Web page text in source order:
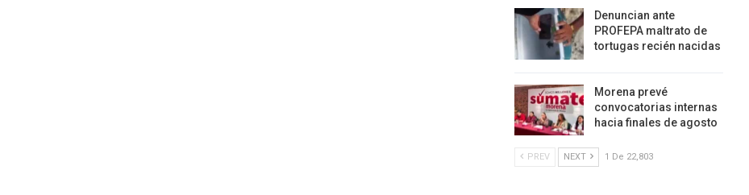
Denuncian ante
PROFEPA maltrato de
tortugas recién nacidas
Morena prevé
convocatorias internas
hacia finales de agosto
PREV NEXT 1 De 22,803